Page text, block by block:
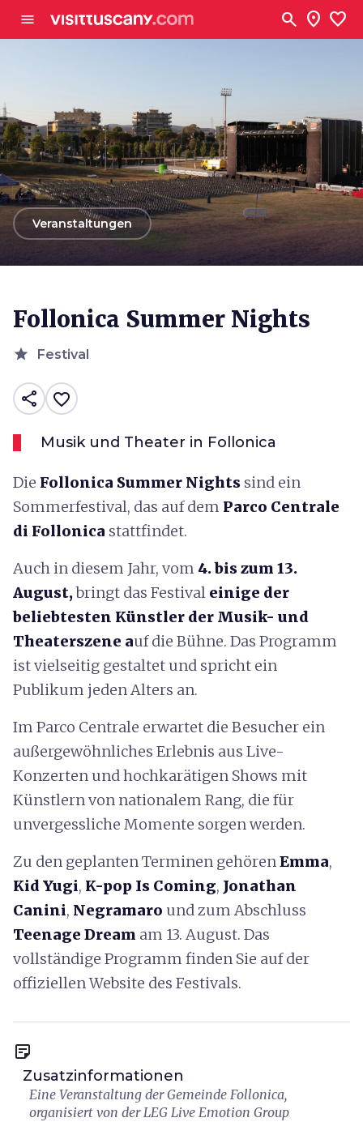
menu search location_on favorite
arrow_back
Veranstaltungen
Follonica Summer Nights
star Festival
share favorite_border
Musik und Theater in Follonica
Die Follonica Summer Nights sind ein
Sommerfestival, das auf dem Parco Centrale
di Follonica stattfindet.
Auch in diesem Jahr, vom 4. bis zum 13.
August,bringt das Festival einige der
beliebtesten Künstler der Musik- und
Theaterszene auf die Bühne. Das Programm
ist vielseitig gestaltet und spricht ein
Publikum jeden Alters an.
Im Parco Centrale erwartet die Besucher ein
außergewöhnliches Erlebnis aus Live-
Konzerten und hochkarätigen Shows mit
Künstlern von nationalem Rang, die für
unvergessliche Momente sorgen werden.
Zu den geplanten Terminen gehörenEmma,
Kid Yugi, K-pop Is Coming, Jonathan
Canini, Negramaro und zum Abschluss
Teenage Dream am 13. August. Das
vollständige Programm finden Sie auf der
offiziellen Website des Festivals.
sticky_note_2
Zusatzinformationen
Eine Veranstaltung der Gemeinde Follonica,
organisiert von der LEG Live Emotion Group